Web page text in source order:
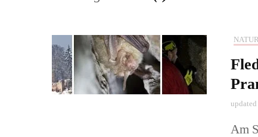
📞Preise
NATUR
updated
Am